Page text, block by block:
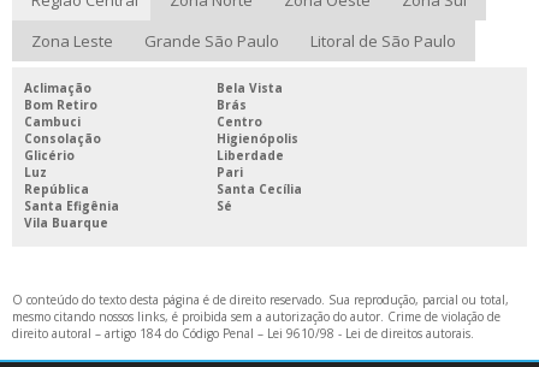
SERVIÇOS DE CALIBRAÇÃO E ENSAIOS EM INSTRUMENTOS DE
MEDIÇÃO
Zona Leste
Grande São Paulo Litoral de São Paulo
Aclimação
Bela Vista
Bom Retiro
Brás
Cambuci
Centro
Consolação
Higienópolis
Glicério
Liberdade
Luz
Pari
República
Santa Cecília
Santa Efigênia
Sé
Vila Buarque
O conteúdo do texto desta página é de direito reservado. Sua reprodução, parcial ou total,
mesmo citando nossos links, é proibida sem a autorização do autor. Crime de violação de
direito autoral – artigo 184 do Código Penal – Lei 9610/98 - Lei de direitos autorais